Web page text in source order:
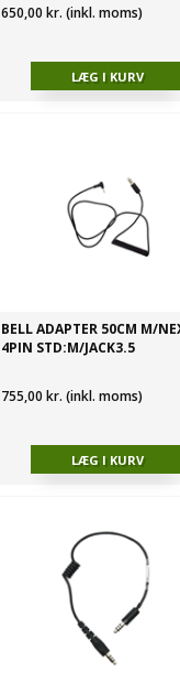
650,00 kr. (inkl. moms)
BELL ADAPTER 50CM M/
4PIN STD:M/JACK3.5
755,00 kr. (inkl. moms)